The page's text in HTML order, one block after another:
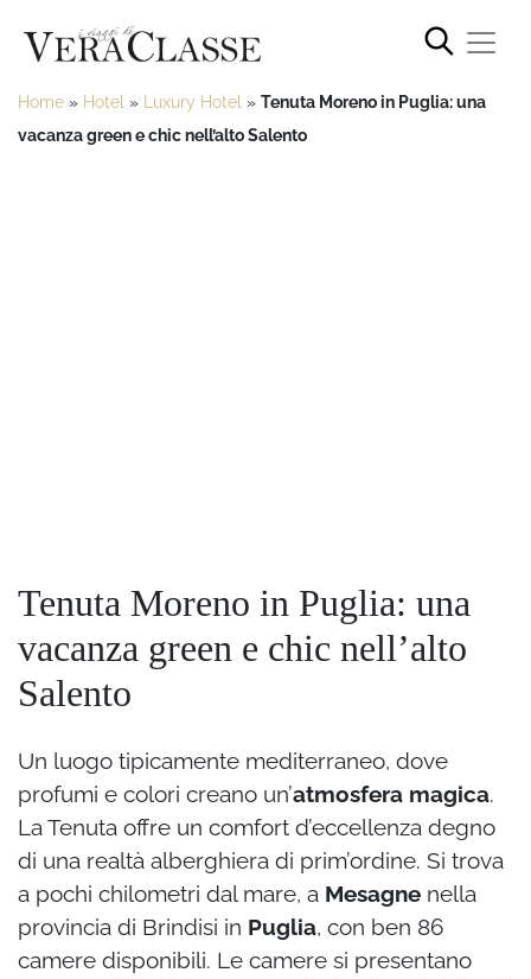
Home » Hotel » Luxury Hotel » Tenuta Moreno in Puglia: una
vacanza green e chic nell’alto Salento
Tenuta Moreno in Puglia: una
vacanza green e chic nell’alto
Salento
Un luogo tipicamente mediterraneo, dove
profumi e colori creano un’atmosfera magica.
La Tenuta offre un comfort d’eccellenza degno
di una realtà alberghiera di prim’ordine. Si trova
a pochi chilometri dal mare, a Mesagne nella
provincia di Brindisi in Puglia, con ben 86
camere disponibili. Le camere si presentano